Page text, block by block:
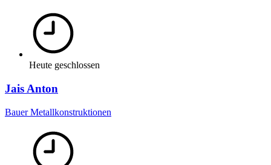
Heute geschlossen
Jais Anton
Bauer Metallkonstruktionen